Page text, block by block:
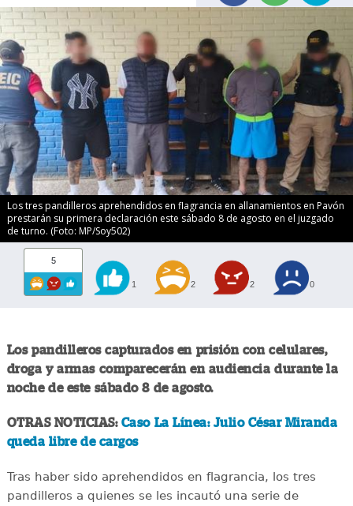
Los tres pandilleros aprehendidos en flagrancia en allanamientos en Pavón
prestarán su primera declaración este sábado 8 de agosto en el juzgado
de turno. (Foto: MP/Soy502)
5
1 2 2 0
Los pandilleros capturados en prisión con celulares,
droga y armas comparecerán en audiencia durante la
noche de este sábado 8 de agosto.
OTRAS NOTICIAS: Caso La Línea: Julio César Miranda
queda libre de cargos
Tras haber sido aprehendidos en flagrancia, los tres
pandilleros a quienes se les incautó una serie de